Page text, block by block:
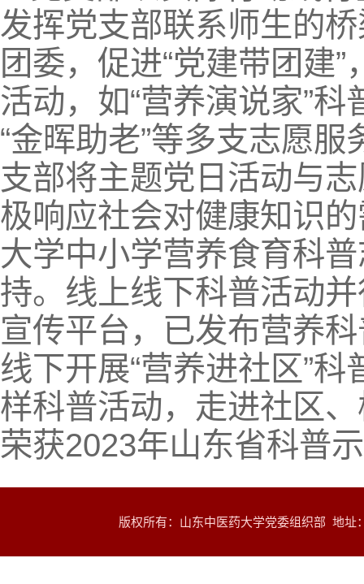
发挥党支部联系师生的
团委，促进“党建带团建
活动，如“营养演说家”
“金晖助老”等多支志愿
支部将主题党日活动与
极响应社会对健康知识
大学中小学营养食育科
持。线上线下科普活动
宣传平台，已发布营养
线下开展“营养进社区”
样科普活动，走进社区
荣获2023年山东省科普
版权所有：山东中医药大学党委组织部 地址